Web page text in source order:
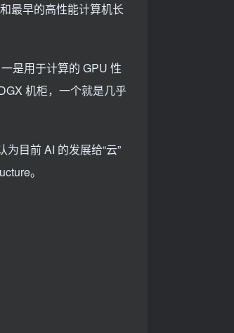
最早的高性能计算机长
是用于计算的 GPU 性
机柜，一个就是几乎
目前 AI 的发展给“云”
。